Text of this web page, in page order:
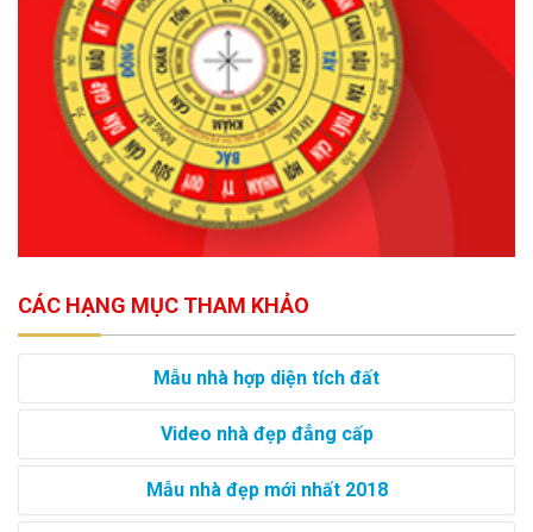
CÁC HẠNG MỤC THAM KHẢO
Mẫu nhà hợp diện tích đất
Video nhà đẹp đẳng cấp
Mẫu nhà đẹp mới nhất 2018